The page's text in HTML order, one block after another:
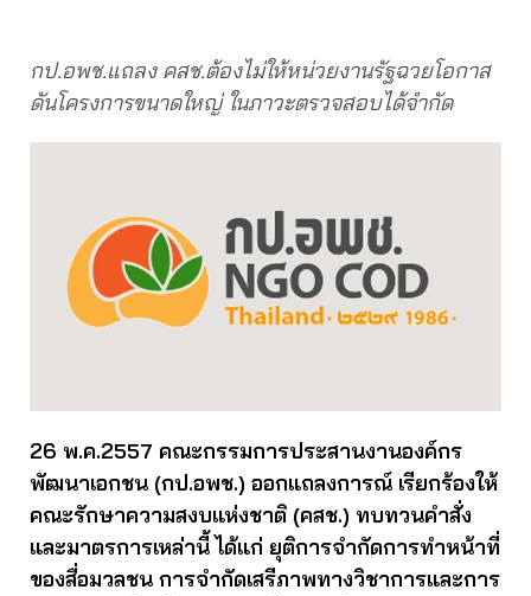
กป.อพช.แถลง คสช.ต้องไม่ให้หน่วยงานรัฐฉวยโอกาส
ดันโครงการขนาดใหญ่ ในภาวะตรวจสอบได้จำกัด
26 พ.ค.2557 คณะกรรมการประสานงานองค์กร
พัฒนาเอกชน (กป.อพช.) ออกแถลงการณ์ เรียกร้องให้
คณะรักษาความสงบแห่งชาติ (คสช.) ทบทวนคำสั่ง
และมาตรการเหล่านี้ ได้แก่ ยุติการจำกัดการทำหน้าที่
ของสื่อมวลชน การจำกัดเสรีภาพทางวิชาการและการ